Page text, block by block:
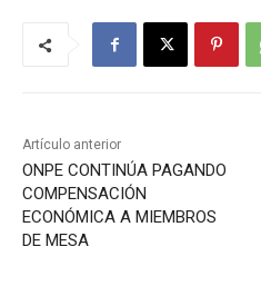
Artículo anterior
ONPE CONTINÚA PAGANDO
COMPENSACIÓN
ECONÓMICA A MIEMBROS
DE MESA